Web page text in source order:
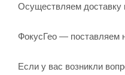
Осуществляем доставку
ФокусГео — поставляем
Если у вас возникли